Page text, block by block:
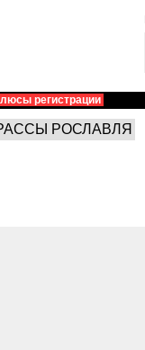
регистрации
РОСЛАВЛЯ